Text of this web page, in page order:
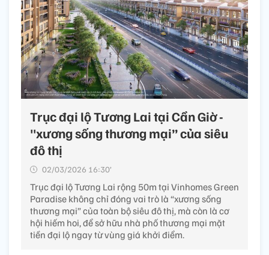
Trục đại lộ Tương Lai tại Cần Giờ -
"xương sống thương mại” của siêu
đô thị
02/03/2026 16:30’
Trục đại lộ Tương Lai rộng 50m tại Vinhomes Green
Paradise không chỉ đóng vai trò là “xương sống
thương mại” của toàn bộ siêu đô thị, mà còn là cơ
hội hiếm hoi, để sở hữu nhà phố thương mại mặt
tiền đại lộ ngay từ vùng giá khởi điểm.